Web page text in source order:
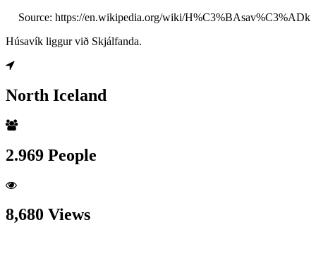
Source: https://en.wikipedia.org/wiki/H%C3%BAsav%C3%ADk
Húsavík liggur við Skjálfanda.
North Iceland
2.969 People
8,680 Views